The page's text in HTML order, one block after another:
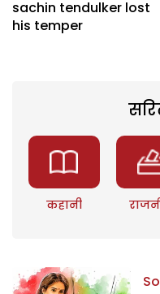
sachin tendulker lost
his temper
कहानी